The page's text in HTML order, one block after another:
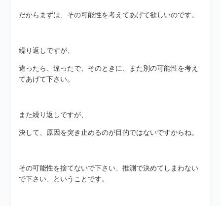
だからまずは、その可能性を考えてあげて欲しいのです。
繰り返しですが、
違ったら、違ったで、そのときに、また別の可能性を考え
てあげて下さい。
また繰り返しですが、
決して、原因を突き止めるのが目的ではないですからね。
その可能性を捨てないで下さい、推測で決めてしまわない
で下さい、ということです。